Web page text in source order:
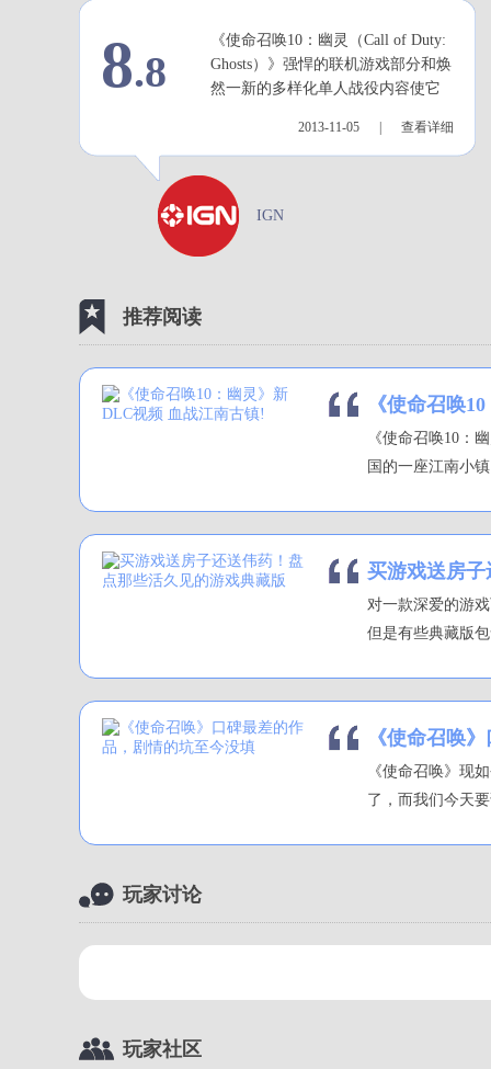
8.8
《使命召唤10：幽灵（Call of Duty:
Ghosts）》强悍的联机游戏部分和焕
然一新的多样化单人战役内容使它
2013-11-05 | 查看详细
IGN
推荐阅读
《使命召唤
《使命召唤10：
国的一座江南小
买游戏送房
对一款深爱的游
但是有些典藏版
《使命召唤
《使命召唤》现
了，而我们今天
玩家讨论
玩家社区